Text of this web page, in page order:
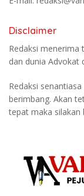
Disclaimer
Redaksi
dan dunia Advokat
Redaksi
berimbang. Akan
tepat maka silakan